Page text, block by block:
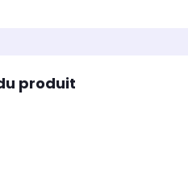
produit